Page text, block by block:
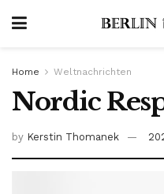
Home Weltnachrichten
Nordic
by Kerstin Thomanek